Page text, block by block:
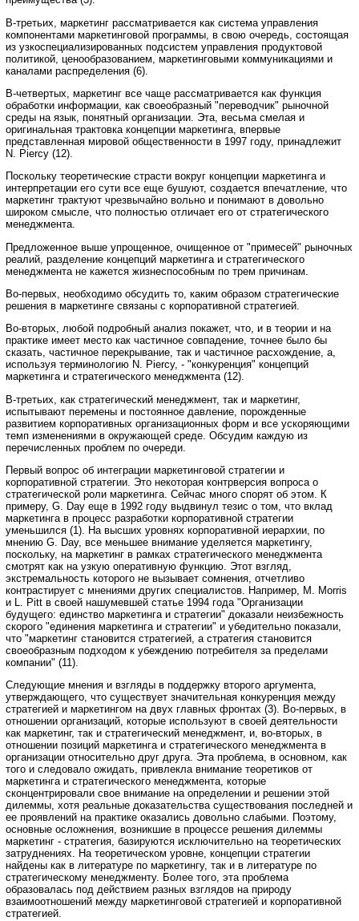
В-третьих, маркетинг рассматривается как система управления
компонентами маркетинговой программы, в свою очередь, состоящая
из узкоспециализированных подсистем управления продуктовой
политикой, ценообразованием, маркетинговыми коммуникациями и
каналами распределения (6).
В-четвертых, маркетинг все чаще рассматривается как функция
обработки информации, как своеобразный "переводчик" рыночной
среды на язык, понятный организации. Эта, весьма смелая и
оригинальная трактовка концепции маркетинга, впервые
представленная мировой общественности в 1997 году, принадлежит
N. Piercy (12).
Поскольку теоретические страсти вокруг концепции маркетинга и
интерпретации его сути все еще бушуют, создается впечатление, что
маркетинг трактуют чрезвычайно вольно и понимают в довольно
широком смысле, что полностью отличает его от стратегического
менеджмента.
Предложенное выше упрощенное, очищенное от "примесей" рыночных
реалий, разделение концепций маркетинга и стратегического
менеджмента не кажется жизнеспособным по трем причинам.
Во-первых, необходимо обсудить то, каким образом стратегические
решения в маркетинге связаны с корпоративной стратегией.
Во-вторых, любой подробный анализ покажет, что, и в теории и на
практике имеет место как частичное совпадение, точнее было бы
сказать, частичное перекрывание, так и частичное расхождение, а,
используя терминологию N. Piercy, - "конкуренция" концепций
маркетинга и стратегического менеджмента (12).
В-третьих, как стратегический менеджмент, так и маркетинг,
испытывают перемены и постоянное давление, порожденные
развитием корпоративных организационных форм и все ускоряющими
темп изменениями в окружающей среде. Обсудим каждую из
перечисленных проблем по очереди.
Первый вопрос об интеграции маркетинговой стратегии и
корпоративной стратегии. Это некоторая контрверсия вопроса о
стратегической роли маркетинга. Сейчас много спорят об этом. К
примеру, G. Day еще в 1992 году выдвинул тезис о том, что вклад
маркетинга в процесс разработки корпоративной стратегии
уменьшился (1). На высших уровнях корпоративной иерархии, по
мнению G. Day, все меньшее внимание уделяется маркетингу,
поскольку, на маркетинг в рамках стратегического менеджмента
смотрят как на узкую оперативную функцию. Этот взгляд,
экстремальность которого не вызывает сомнения, отчетливо
контрастирует с мнениями других специалистов. Например, M. Morris
и L. Pitt в своей нашумевшей статье 1994 года "Организации
будущего: единство маркетинга и стратегии" доказали неизбежность
скорого "единения маркетинга и стратегии" и убедительно показали,
что "маркетинг становится стратегией, а стратегия становится
своеобразным подходом к убеждению потребителя за пределами
компании" (11).
Следующие мнения и взгляды в поддержку второго аргумента,
утверждающего, что существует значительная конкуренция между
стратегией и маркетингом на двух главных фронтах (3). Во-первых, в
отношении организаций, которые используют в своей деятельности
как маркетинг, так и стратегический менеджмент, и, во-вторых, в
отношении позиций маркетинга и стратегического менеджмента в
организации относительно друг друга. Эта проблема, в основном, как
того и следовало ожидать, привлекла внимание теоретиков от
маркетинга и стратегического менеджмента, которые
сконцентрировали свое внимание на определении и решении этой
дилеммы, хотя реальные доказательства существования последней и
ее проявлений на практике оказались довольно слабыми. Поэтому,
основные осложнения, возникшие в процессе решения дилеммы
маркетинг - стратегия, базируются исключительно на теоретических
затруднениях. На теоретическом уровне, концепции стратегии
найдены как в литературе по маркетингу, так и в литературе по
стратегическому менеджменту. Более того, эта проблема
образовалась под действием разных взглядов на природу
взаимоотношений между маркетинговой стратегией и корпоративной
стратегией.